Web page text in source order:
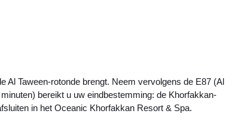
Al Taween-rotonde brengt. Neem vervolgens de E87 (Al
bereikt u uw eindbestemming: de Khorfakkan-
in het Oceanic Khorfakkan Resort & Spa.